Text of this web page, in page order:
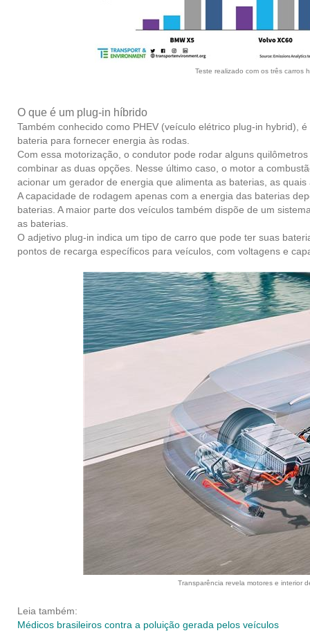
Teste realizado com os três carros
O que é um plug-in híbrido
Também conhecido como PHEV (veículo elétrico plug-in hybrid),
bateria para fornecer energia às rodas.
Com essa motorização, o condutor pode rodar alguns
combinar as duas opções. Nesse último caso, o motor a
acionar um gerador de energia que alimenta as baterias, as
A capacidade de rodagem apenas com a energia das baterias
baterias. A maior parte dos veículos também dispõe de um
as baterias.
O adjetivo plug-in indica um tipo de carro que pode ter suas
pontos de recarga específicos para veículos, com voltagens e
Transparência revela motores e interior
Leia também:
Médicos brasileiros contra a poluição gerada pelos veículos